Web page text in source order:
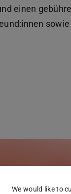
einen
We would like to